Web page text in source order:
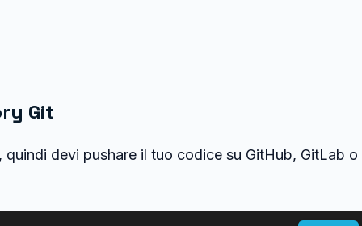
Git
devi pushare il tuo codice su GitHub, GitLab o